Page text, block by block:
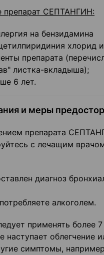
препарат СЕПТАНГИН:
на бензидамина
хлорид
препарата
листка-вкладыша);
6 лет.
и меры
препарата
с лечащим
диагноз
алкоголем.
применять более
наступает облегчение
симптомы,